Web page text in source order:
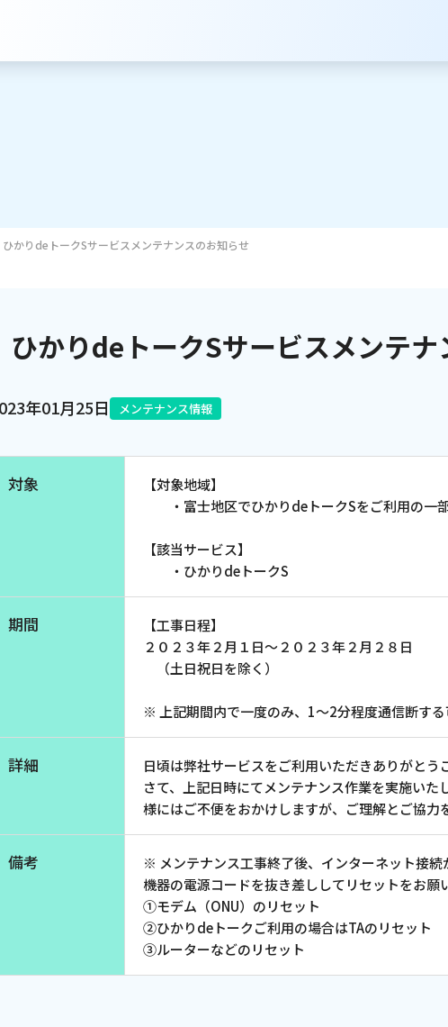
サービスのご案内
動画配信
Webメール
ひかりdeトークSサービスメンテナンスのお知らせ
ひかりdeトークSサービスメンテナ
年01月25日 メンテナンス情報
対象
【対象地域】
・富士地区でひかりdeトークSをご利用の一
【該当サービス】
・ひかりdeトークS
期間
【工事日程】
２０２３年２月１日～２０２３年２月２８日
（土日祝日を除く）
※ 上記期間内で一度のみ、1～2分程度通信断する
詳細
日頃は弊社サービスをご利用いただきありがとう
さて、上記日時にてメンテナンス作業を実施い
様にはご不便をおかけしますが、ご理解とご協力
備考
※ メンテナンス工事終了後、インターネット接
機器の電源コードを抜き差ししてリセットをお願
①モデム（ONU）のリセット
②ひかりdeトークご利用の場合はTAのリセット
③ルーターなどのリセット